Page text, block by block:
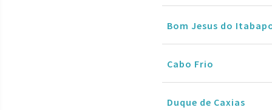
Bom Jesus do
Cabo Frio
Duque de Caxias